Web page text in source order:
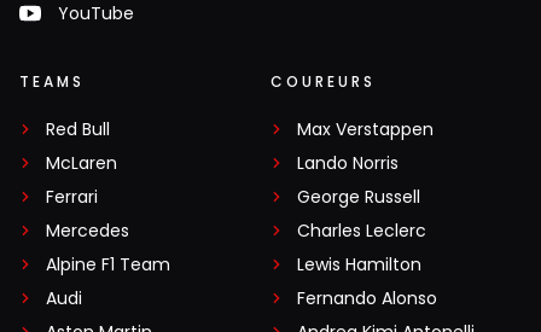
YouTube
TEAMS
Red Bull
McLaren
Ferrari
Mercedes
Alpine F1 Team
Audi
COUREURS
Max Verstappen
Lando Norris
George Russell
Charles Leclerc
Lewis Hamilton
Fernando Alonso